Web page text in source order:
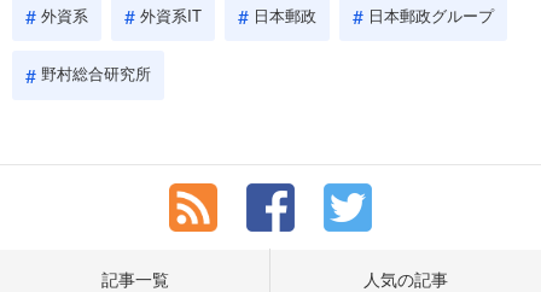
外資系 外資系IT 日本郵政 日本郵政グループ
野村総合研究所
記事一覧 人気の記事